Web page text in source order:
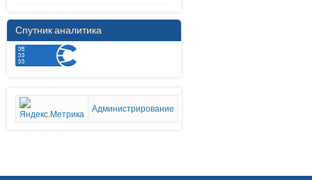
Спутник аналитика
Администрирование